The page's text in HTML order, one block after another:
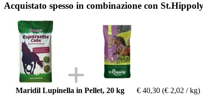
Acquistato spesso in combinazione con
Maridil Lupinella in Pellet, 20 kg € 40,30 (€ 2,02 / kg)